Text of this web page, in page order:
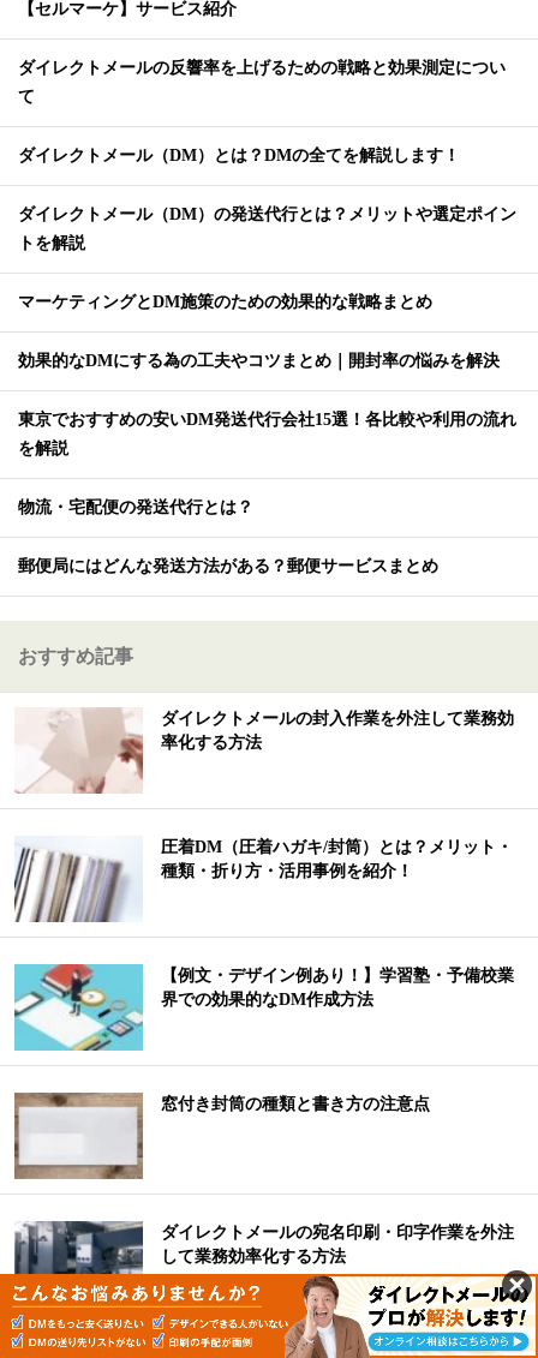
【セルマーケ】サービス紹介
ダイレクトメールの反響率を上げるための戦略と効果測定につい
て
ダイレクトメール（DM）とは？DMの全てを解説します！
ダイレクトメール（DM）の発送代行とは？メリットや選定ポイン
トを解説
マーケティングとDM施策のための効果的な戦略まとめ
効果的なDMにする為の工夫やコツまとめ｜開封率の悩みを解決
東京でおすすめの安いDM発送代行会社15選！各比較や利用の流れ
を解説
物流・宅配便の発送代行とは？
郵便局にはどんな発送方法がある？郵便サービスまとめ
おすすめ記事
ダイレクトメールの封入作業を外注して業務効
率化する方法
圧着DM（圧着ハガキ/封筒）とは？メリット・
種類・折り方・活用事例を紹介！
【例文・デザイン例あり！】学習塾・予備校業
界での効果的なDM作成方法
窓付き封筒の種類と書き方の注意点
ダイレクトメールの宛名印刷・印字作業を外注
して業務効率化する方法